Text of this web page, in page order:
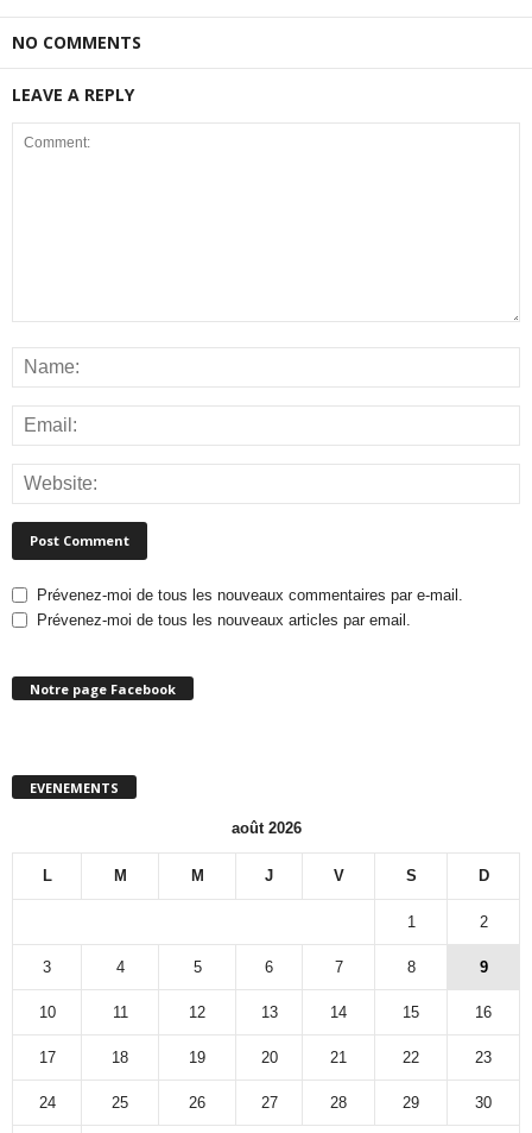
NO COMMENTS
LEAVE A REPLY
Prévenez-moi de tous les nouveaux commentaires par e-mail.
Prévenez-moi de tous les nouveaux articles par email.
Notre page Facebook
EVENEMENTS
août 2026
L M M J V S D
1 2
3 4 5 6 7 8 9
10 11 12 13 14 15 16
17 18 19 20 21 22 23
24 25 26 27 28 29 30